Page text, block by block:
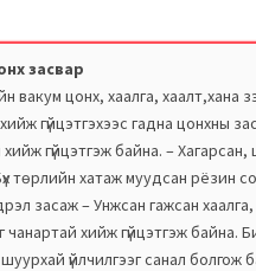
засвар
вакум цонх, хаалга, хаалт,хана
гүйцэтгэхээс гадна цонхны
гүйцэтгэж байна. –
төрлийн хатаж муудсан рёзин
засаж – Унжсан гажсан
чанартай хийж гүйцэтгэж байна.
шуурхай үйлчилгээг санал болгож